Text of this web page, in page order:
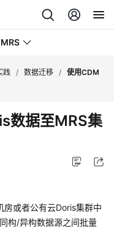
践 / 数据迁移 / 使用CDM
数据至MRS集
房或者公有云Doris集群中
构/异构数据源之间批量